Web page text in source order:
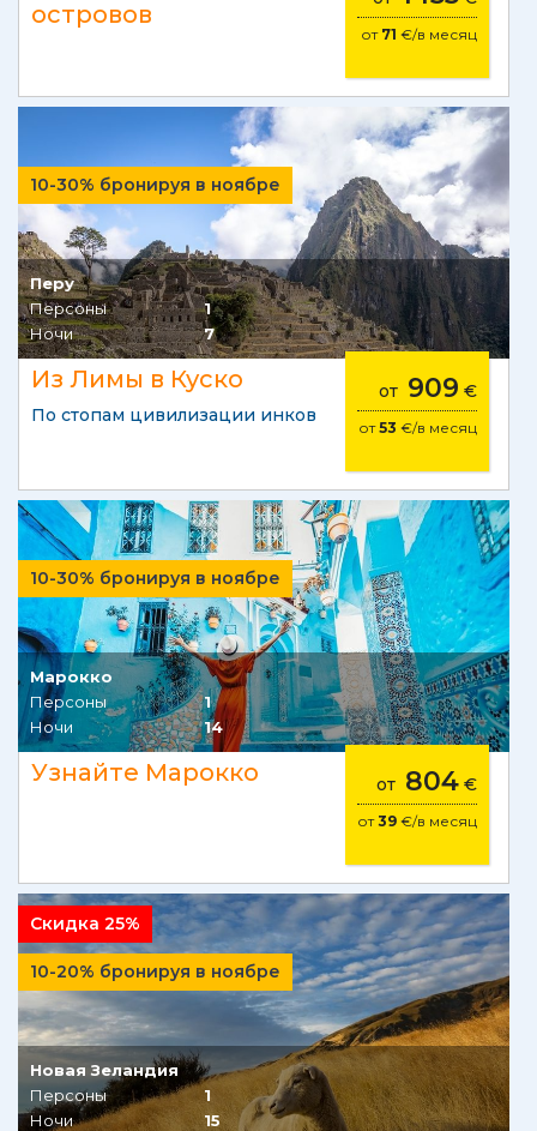
островов
от 71 €/в месяц
10-30% бронируя в ноябре
Перу
Персоны
1
Ночи
7
Из Лимы в Куско
По стопам цивилизации инков
от 909 €
от53 €/в месяц
10-30% бронируя в ноябре
Марокко
Персоны
1
Ночи
14
Узнайте Марокко от 804€
от39€/в месяц
Скидка 25%
10-20% бронируя в ноябре
Новая Зеландия
Персоны
1
Ночи
15